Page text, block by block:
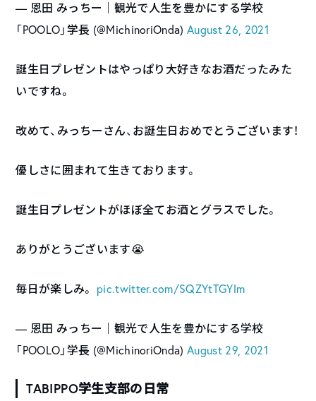
— 恩田 みっちー｜観光で人生を豊かにする学校
「POOLO」学長 (@MichinoriOnda)August 26, 2021
誕生日プレゼントはやっぱり大好きなお酒だったみた
いですね。
改めて、みっちーさん、お誕生日おめでとうございます！
優しさに囲まれて生きております。
誕生日プレゼントがほぼ全てお酒とグラスでした。
ありがとうございます😭
毎日が楽しみ。 pic.twitter.com/SQZYtTGYlm
— 恩田 みっちー｜観光で人生を豊かにする学校
「POOLO」学長 (@MichinoriOnda)August 29, 2021
TABIPPO学生支部の日常